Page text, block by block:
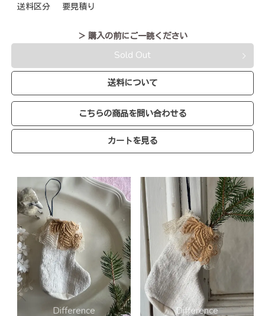
送料区分 要見積り
＞ 購入の前にご一読ください
Sold Out
送料について
こちらの商品を問い合わせる
カートを見る